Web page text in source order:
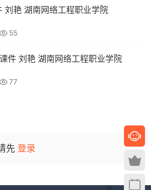
刘艳 湖南网络工程职业学院
55
件 刘艳 湖南网络工程职业学院
77
先 登录